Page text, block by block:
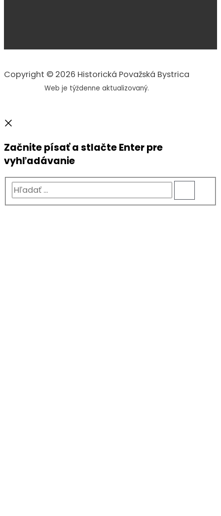
Copyright © 2026 Historická Považská Bystrica
Web je týždenne aktualizovaný.
Začnite písať a stlačte Enter pre
vyhľadávanie
Hľadať
...